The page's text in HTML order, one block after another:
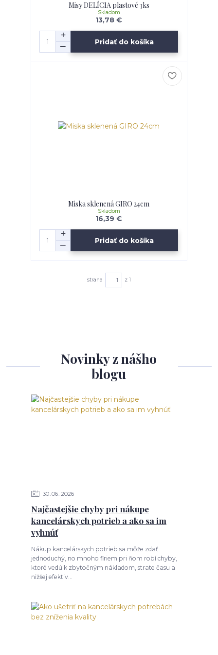
Misy DELÍCIA plastové 3ks
13,78 €
Skladom
Pridať do košíka
Miska sklenená GIRO 24cm
16,39 €
Skladom
Pridať do košíka
strana z 1
Novinky z nášho
blogu
30 06 2026
Najčastejšie chyby pri nákupe
kancelárskych potrieb a ako sa im
vyhnúť
Nákup kancelárskych potrieb sa môže zdať
jednoduchý, no mnoho firiem pri ňom robí chyby,
ktoré vedú k zbytočným nákladom, strate času a
nižšej efektiv...